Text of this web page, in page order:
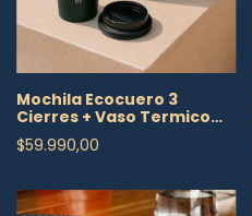
Mochila Ecocuero 3
Cierres + Vaso Termico
500ml De Regalo
$59.990,00